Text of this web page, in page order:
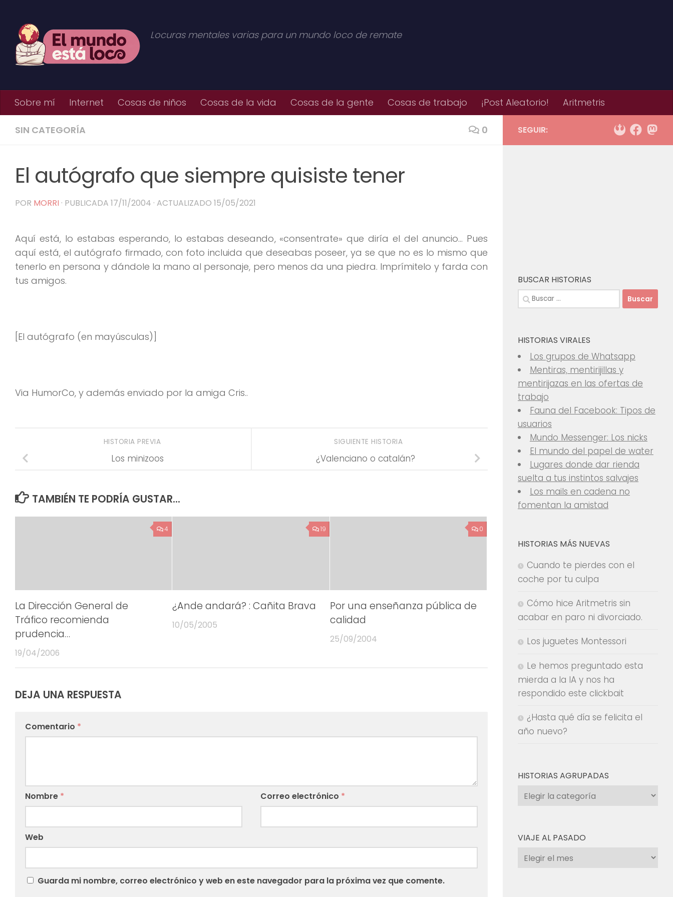
Locuras mentales varias para un mundo loco de remate
Sobre mí Internet Cosas de niños Cosas de la vida Cosas de la gente Cosas de trabajo ¡Post Aleatorio! Aritmetris
SIN CATEGORÍA 0
El autógrafo que siempre quisiste tener
POR MORRI · PUBLICADA 17/11/2004 · ACTUALIZADO 15/05/2021
Aquí está, lo estabas esperando, lo estabas deseando, «consentrate» que diría el del anuncio… Pues
aquí está, el autógrafo firmado, con foto incluida que deseabas poseer, ya se que no es lo mismo que
tenerlo en persona y dándole la mano al personaje, pero menos da una piedra. Imprímitelo y farda con
tus amigos.
[El autógrafo (en mayúsculas)]
Via HumorCo, y además enviado por la amiga Cris..
SIGUIENTE HISTORIA
¿Valenciano o catalán?
HISTORIA PREVIA
Los minizoos
TAMBIÉN TE PODRÍA GUSTAR...
4
La Dirección General de
Tráfico recomienda
prudencia…
19/04/2006
19
¿Ande andará? : Cañita Brava
10/05/2005
0
Por una enseñanza pública de
calidad
25/09/2004
DEJA UNA RESPUESTA
Comentario *
Nombre * Correo electrónico *
Web
Guarda mi nombre, correo electrónico y web en este navegador para la próxima vez que comente.
SEGUIR:
BUSCAR HISTORIAS
Buscar:
HISTORIAS VIRALES
Los grupos de Whatsapp
Mentiras, mentirijillas y
mentirijazas en las ofertas de
trabajo
Fauna del Facebook: Tipos de
usuarios
Mundo Messenger: Los nicks
El mundo del papel de water
Lugares donde dar rienda
suelta a tus instintos salvajes
Los mails en cadena no
fomentan la amistad
HISTORIAS MÁS NUEVAS
Cuando te pierdes con el
coche por tu culpa
Cómo hice Aritmetris sin
acabar en paro ni divorciado.
Los juguetes Montessori
Le hemos preguntado esta
mierda a la IA y nos ha
respondido este clickbait
¿Hasta qué día se felicita el
año nuevo?
HISTORIAS AGRUPADAS
Historias
agrupadas
VIAJE AL PASADO
Viaje